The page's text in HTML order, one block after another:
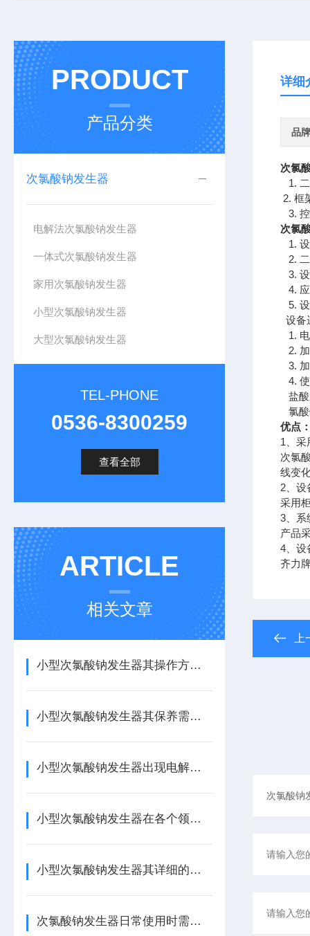
PRODUCT
产品分类
次氯酸钠发生器
电解法次氯酸钠发生器
一体式次氯酸钠发生器
家用次氯酸钠发生器
小型次氯酸钠发生器
大型次氯酸钠发生器
TEL-PHONE
0536-8300259
查看全部
ARTICLE
相关文章
小型次氯酸钠发生器其操作方法主要包括以下几个核心阶段
小型次氯酸钠发生器其保养需从以下方面入手
小型次氯酸钠发生器出现电解效率低或不出液是什么原因呢？
小型次氯酸钠发生器在各个领域中的作用
小型次氯酸钠发生器其详细的结构特点如下
次氯酸钠发生器日常使用时需要注意哪些事项
详细
品牌
次氯
1.
2. 框
3.
次氯
1.
2.
3.
4.
5.
设备
1.
2.
3.
4.
盐酸
氯酸
优点
1、采
次氯
线变
2、设
采用
3、系
产品
4、设
齐力